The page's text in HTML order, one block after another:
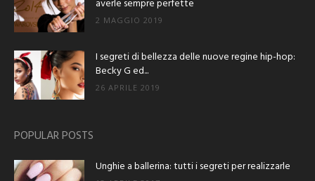
averle sempre perfette
2 MAGGIO 2019
I segreti di bellezza delle nuove regine hip-hop:
Becky G ed...
26 APRILE 2019
POPULAR POSTS
Unghie a ballerina: tutti i segreti per realizzarle